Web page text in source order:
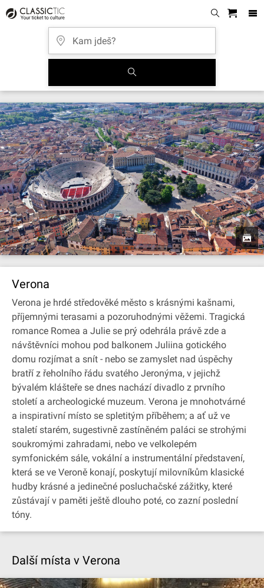
Verona
Verona je hrdé středověké město s krásnými kašnami,
příjemnými terasami a pozoruhodnými věžemi. Tragická
romance Romea a Julie se prý odehrála právě zde a
návštěvníci mohou pod balkonem Juliina gotického
domu rozjímat a snít - nebo se zamyslet nad úspěchy
bratří z řeholního řádu svatého Jeronýma, v jejichž
bývalém klášteře se dnes nachází divadlo z prvního
století a archeologické muzeum. Verona je mnohotvárné
a inspirativní místo se spletitým příběhem; a ať už ve
staletí starém, sugestivně zastíněném paláci se strohými
soukromými zahradami, nebo ve velkolepém
symfonickém sále, vokální a instrumentální představení,
která se ve Veroně konají, poskytují milovníkům klasické
hudby krásné a jedinečné posluchačské zážitky, které
zůstávají v paměti ještě dlouho poté, co zazní poslední
tóny.
Další místa v Verona